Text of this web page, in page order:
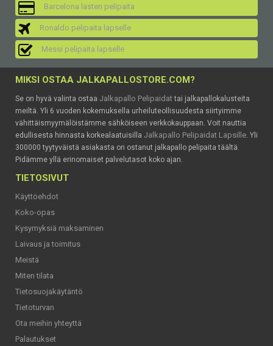
Barcelona lasten pelipaita
Ronaldo pelipaita lapselle
Messi pelipaita lapselle
MIKSI OSTAA JALKAPALLOSTORE.COM?
Se on hyvä valinta ostaa Jalkapallo Pelipaidattai jalkapallokalusteita
meiltä. Yli 6 vuoden kokemuksella urheiluteollisuudesta siirtyimme
vähittäismyymälöistämme sähköiseen verkkokauppaan. Voit nauttia
edullisesta hinnasta korkealaatuisilla Jalkapallo Pelipaidat Lapsille . Yli
300000 tyytyväistä asiakasta on ostanut jalkapallo pelipaita täältä.
Pidämme yllä erinomaiset palvelutasot koko ajan.
TIETOSIVUT
Käyttöehdot
Koko-opas
Kysymyksiä maksaminen
Laivaus ja toimitus
Meistä
Miten tilata
Tietosuojakäytäntö
Tietoturvan
Ota meihin yhteyttä
Palautukset